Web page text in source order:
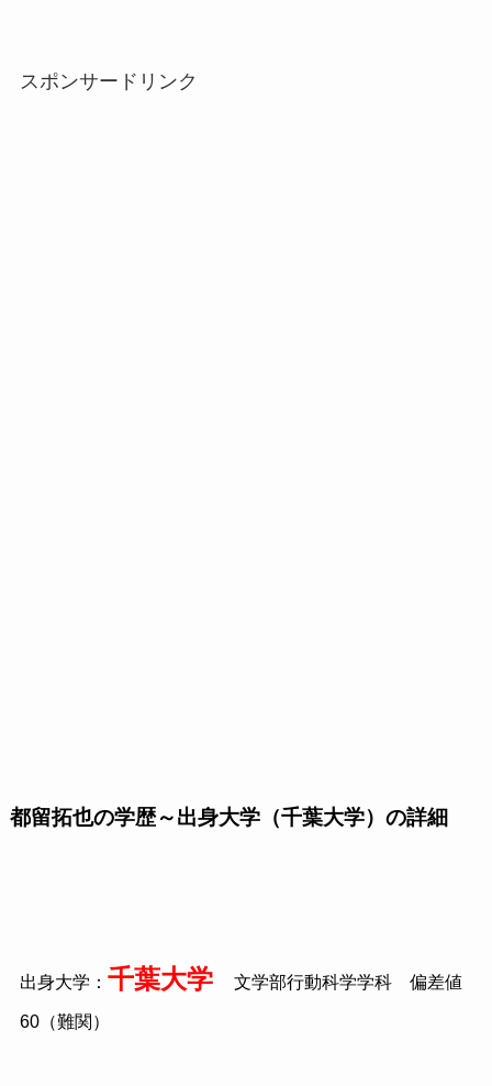
スポンサードリンク
都留拓也の学歴～出身大学（千葉大学）の詳細
出身大学： 千葉大学 文学部行動科学学科 偏差値
60（難関）